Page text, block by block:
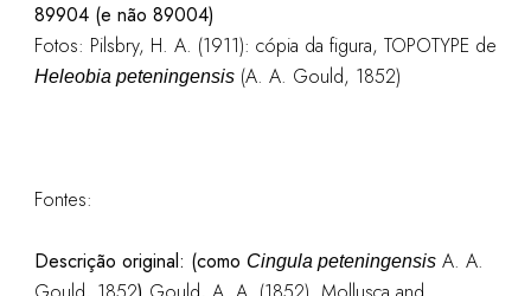
89904 (e não 89004)
Fotos: Pilsbry, H. A. (1911): cópia da figura, TOPOTYPE de
Heleobia peteningensis(A. A. Gould, 1852)
Fontes:
Descrição original: (como Cingula peteningensisA. A.